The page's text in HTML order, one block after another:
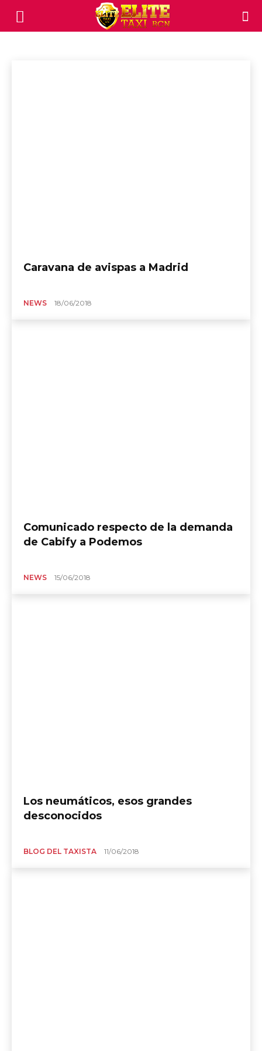
NEWS
Caravana de avispas a Madrid
NEWS 18/06/2018
Comunicado respecto de la demanda
de Cabify a Podemos
NEWS 15/06/2018
Los neumáticos, esos grandes
desconocidos
BLOG DEL TAXISTA 11/06/2018